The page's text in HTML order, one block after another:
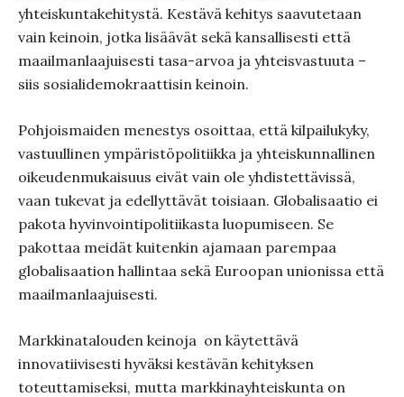
yhteiskuntakehitystä. Kestävä kehitys saavutetaan
vain keinoin, jotka lisäävät sekä kansallisesti että
maailmanlaajuisesti tasa-arvoa ja yhteisvastuuta –
siis sosialidemokraattisin keinoin.
Pohjoismaiden menestys osoittaa, että kilpailukyky,
vastuullinen ympäristöpolitiikka ja yhteiskunnallinen
oikeudenmukaisuus eivät vain ole yhdistettävissä,
vaan tukevat ja edellyttävät toisiaan. Globalisaatio ei
pakota hyvinvointipolitiikasta luopumiseen. Se
pakottaa meidät kuitenkin ajamaan parempaa
globalisaation hallintaa sekä Euroopan unionissa että
maailmanlaajuisesti.
Markkinatalouden keinoja on käytettävä
innovatiivisesti hyväksi kestävän kehityksen
toteuttamiseksi, mutta markkinayhteiskunta on